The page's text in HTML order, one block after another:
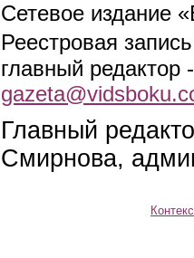
Сетевое издание
Реестровая
главный
Главный
Смирнова,